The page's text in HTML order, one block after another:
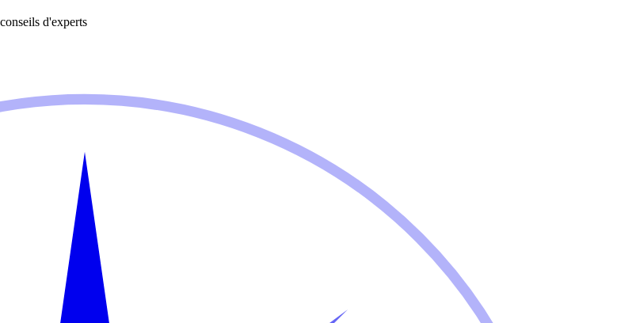
d'experts